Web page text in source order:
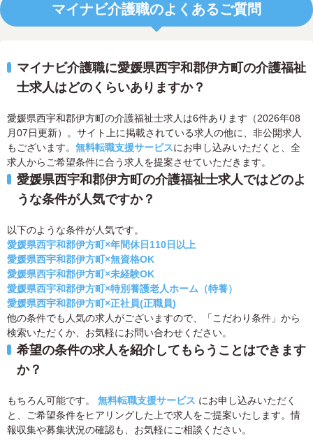
マイナビ介護職のよくあるご質問
マイナビ介護職に愛媛県西宇和郡伊方町の介護福祉
士求人はどのくらいありますか？
愛媛県西宇和郡伊方町の介護福祉士求人は6件あります（2026年08
月07日更新）。サイト上に掲載されている求人の他に、非公開求人
もございます。 無料転職支援サービスにお申し込みいただくと、全
求人からご希望条件に合う求人を提案させていただきます。
愛媛県西宇和郡伊方町の介護福祉士求人ではどのよ
うな条件が人気ですか？
以下のような条件が人気です。
愛媛県西宇和郡伊方町×年間休日110日以上
愛媛県西宇和郡伊方町×無資格OK
愛媛県西宇和郡伊方町×未経験OK
愛媛県西宇和郡伊方町×特別養護老人ホーム（特養）
愛媛県西宇和郡伊方町×正社員(正職員)
他の条件でも人気の求人がございますので、「こだわり条件」から
検索いただくか、お気軽にお問い合わせください。
希望の条件の求人を紹介してもらうことはできます
か？
もちろん可能です。 無料転職支援サービス にお申し込みいただく
と、ご希望条件をヒアリングした上で求人をご提案いたします。情
報収集や募集状況の確認も、お気軽にご相談ください。